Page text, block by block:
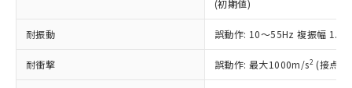
(初期値)
耐振動 誤動作: 10～55Hz 複振幅
耐衝撃 誤動作: 最大1000m/s2 (接点
在庫状況および標準価格照会結果は、
記載している更新日時点での社内デー
タに基づき作成されるものであり、閲
覧された時点での実際の在庫および標
準価格とは異なる場合があることをご
鉛(Pb) 1000ppm以下、 水銀(Hg) 1000ppm以下、 カド
六価クロム(Cr(Ⅵ)) 1000ppm以下、ポリ臭化ビフェニル
類(PBB) 1000ppm以下、ポリ臭化ジフェニルエーテル類
Cr(Ⅵ)(六価クロム) : 1000ppm、 PBBs(ポリ臭化ビフェ
（以下｢規制貨物等」という）を輸出
または国外への提供する場合は、日本
国政府の輸出許可(または役務取引許
可)を取得するなどの必要な手続きを